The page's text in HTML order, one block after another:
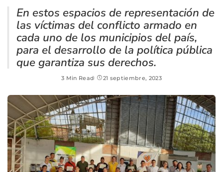
En estos espacios de representación de
las víctimas del conflicto armado en
cada uno de los municipios del país,
para el desarrollo de la política pública
que garantiza sus derechos.
3 Min Read 21 septiembre, 2023